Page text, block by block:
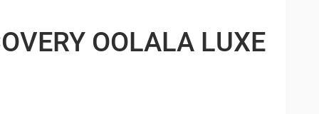
OOLALA LUXE